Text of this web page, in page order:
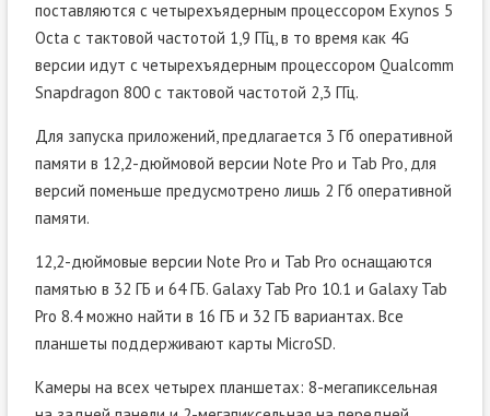
поставляются с четырехъядерным процессором Exynos 5
Octa с тактовой частотой 1,9 ГГц, в то время как 4G
версии идут с четырехъядерным процессором Qualcomm
Snapdragon 800 с тактовой частотой 2,3 ГГц.
Для запуска приложений, предлагается 3 Гб оперативной
памяти в 12,2-дюймовой версии Note Pro и Tab Pro, для
версий поменьше предусмотрено лишь 2 Гб оперативной
памяти.
12,2-дюймовые версии Note Pro и Tab Pro оснащаются
памятью в 32 ГБ и 64 ГБ. Galaxy Tab Pro 10.1 и Galaxy Tab
Pro 8.4 можно найти в 16 ГБ и 32 ГБ вариантах. Все
планшеты поддерживают карты MicroSD.
Камеры на всех четырех планшетах: 8-мегапиксельная